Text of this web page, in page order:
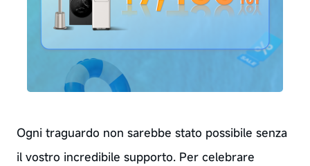
Ogni traguardo non sarebbe stato possibile senza
il vostro incredibile supporto. Per celebrare